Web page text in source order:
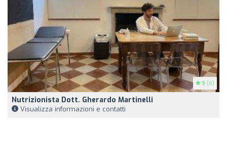
5 (6)
Nutrizionista Dott. Gherardo Martinelli
Visualizza informazioni e contatti